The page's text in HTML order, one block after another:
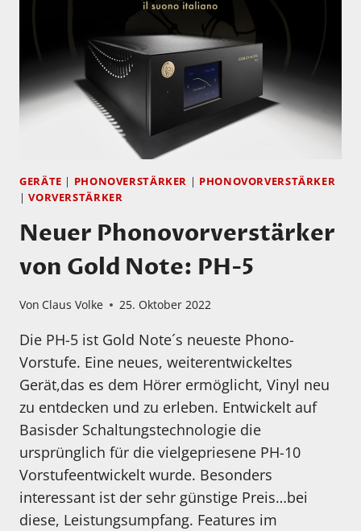
ENDLICH
EINE
AUSGEZEICHNETE
MESSE!
GERÄTE | PHONOVERSTÄRKER | PHONOVORVERSTÄRKER
|VORVERSTÄRKER
Neuer Phonovorverstärker
von Gold Note: PH-5
Von Claus Volke 25. Oktober 2022
Die PH-5 ist Gold Note´s neueste Phono-
Vorstufe. Eine neues, weiterentwickeltes
Gerät,das es dem Hörer ermöglicht, Vinyl neu
zu entdecken und zu erleben. Entwickelt auf
Basisder Schaltungstechnologie die
ursprünglich für die vielgepriesene PH-10
Vorstufeentwickelt wurde. Besonders
interessant ist der sehr günstige Preis…bei
diese, Leistungsumpfang. Features im